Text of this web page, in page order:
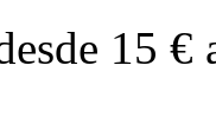
15 €